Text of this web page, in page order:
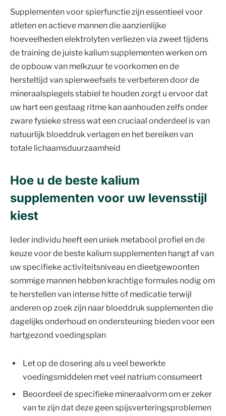
Supplementen voor spierfunctie zijn essentieel voor
atleten en actieve mannen die aanzienlijke
hoeveelheden elektrolyten verliezen via zweet tijdens
de training de juiste kalium supplementen werken om
de opbouw van melkzuur te voorkomen en de
hersteltijd van spierweefsels te verbeteren door de
mineraalspiegels stabiel te houden zorgt u ervoor dat
uw hart een gestaag ritme kan aanhouden zelfs onder
zware fysieke stress wat een cruciaal onderdeel is van
natuurlijk bloeddruk verlagen en het bereiken van
totale lichaamsduurzaamheid
Hoe u de beste kalium
supplementen voor uw levensstijl
kiest
Ieder individu heeft een uniek metabool profiel en de
keuze voor de beste kalium supplementen hangt af van
uw specifieke activiteitsniveau en dieetgewoonten
sommige mannen hebben krachtige formules nodig om
te herstellen van intense hitte of medicatie terwijl
anderen op zoek zijn naar bloeddruk supplementen die
dagelijks onderhoud en ondersteuning bieden voor een
hartgezond voedingsplan
Let op de dosering als u veel bewerkte
voedingsmiddelen met veel natrium consumeert
Beoordeel de specifieke mineraalvorm om er zeker
van te zijn dat deze geen spijsverteringsproblemen